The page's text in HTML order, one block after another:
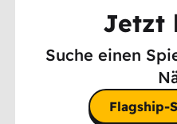
Jetzt
Suche einen
Flagship-